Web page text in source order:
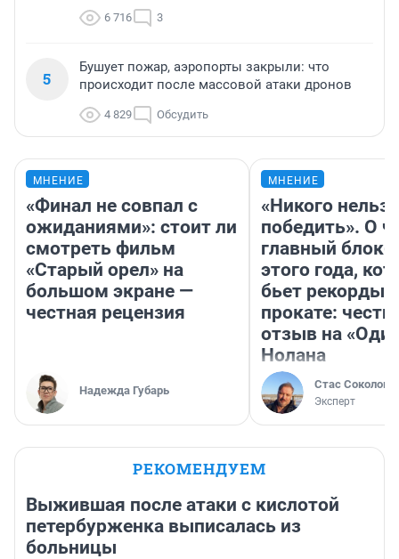
6 716 3
5
Бушует пожар, аэропорты закрыли: что
происходит после массовой атаки дронов
4 829 Обсудить
МНЕНИЕ
«Финал не совпал с
ожиданиями»: стоит ли
смотреть фильм
«Старый орел» на
большом экране —
честная рецензия
Надежда Губарь
МНЕНИЕ
«Никого нельзя
победить». О
главный
этого года,
бьет рекорды в
прокате:
отзыв на
Нолана
Стас Соколов
Эксперт
РЕКОМЕНДУЕМ
Выжившая после атаки с кислотой
петербурженка выписалась из
больницы